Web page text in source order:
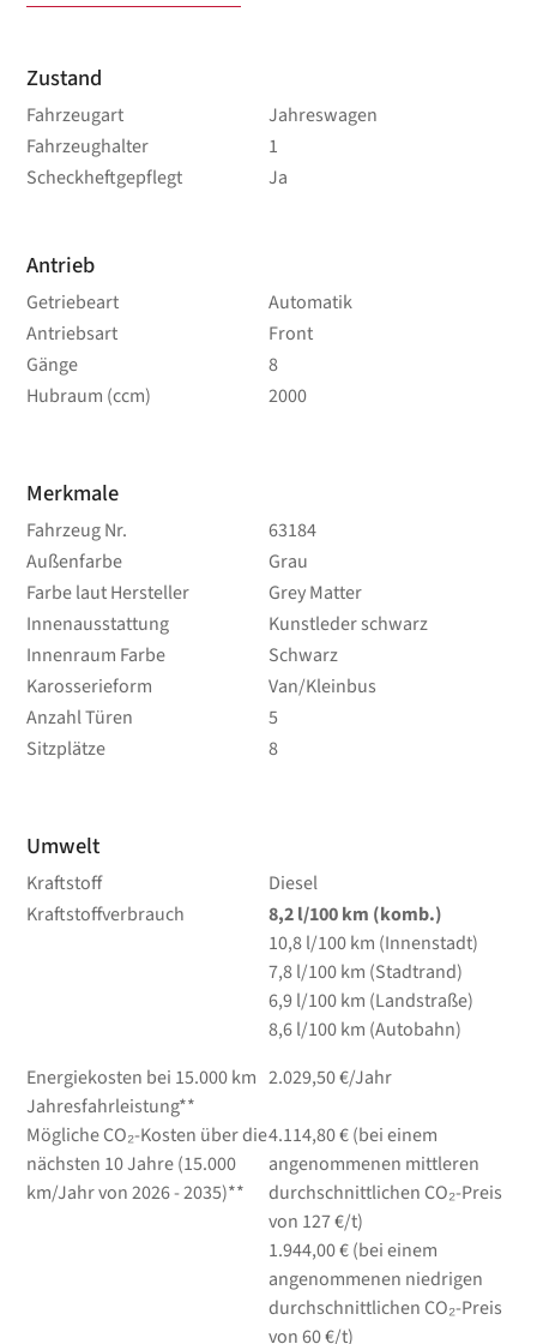
Zustand
Fahrzeugart
Jahreswagen
Fahrzeughalter
1
Scheckheftgepflegt
Ja
Antrieb
Getriebeart
Automatik
Antriebsart
Front
Gänge
8
Hubraum (ccm)
2000
Merkmale
Fahrzeug Nr.
63184
Außenfarbe
Grau
Farbe laut Hersteller
Grey Matter
Innenausstattung
Kunstleder schwarz
Innenraum Farbe
Schwarz
Karosserieform
Van/Kleinbus
Anzahl Türen
5
Sitzplätze
8
Umwelt
Kraftstoff
Diesel
Kraftstoffverbrauch
8,2l/100 km (komb.)
10,8l/100 km (Innenstadt)
7,8l/100 km (Stadtrand)
6,9l/100 km (Landstraße)
8,6l/100 km (Autobahn)
Energiekosten bei 15.000 km
Jahresfahrleistung**
2.029,50 €/Jahr
Mögliche CO₂-Kosten über die
nächsten 10 Jahre (15.000
km/Jahr von 2026 - 2035)**
4.114,80 € (bei einem
angenommenen mittleren
durchschnittlichen CO₂-Preis
von 127 €/t)
1.944,00 € (bei einem
angenommenen niedrigen
durchschnittlichen CO₂-Preis
von 60 €/t)